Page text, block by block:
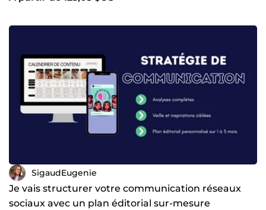
SigaudEugenie
Je vais structurer votre communication réseaux
sociaux avec un plan éditorial sur-mesure